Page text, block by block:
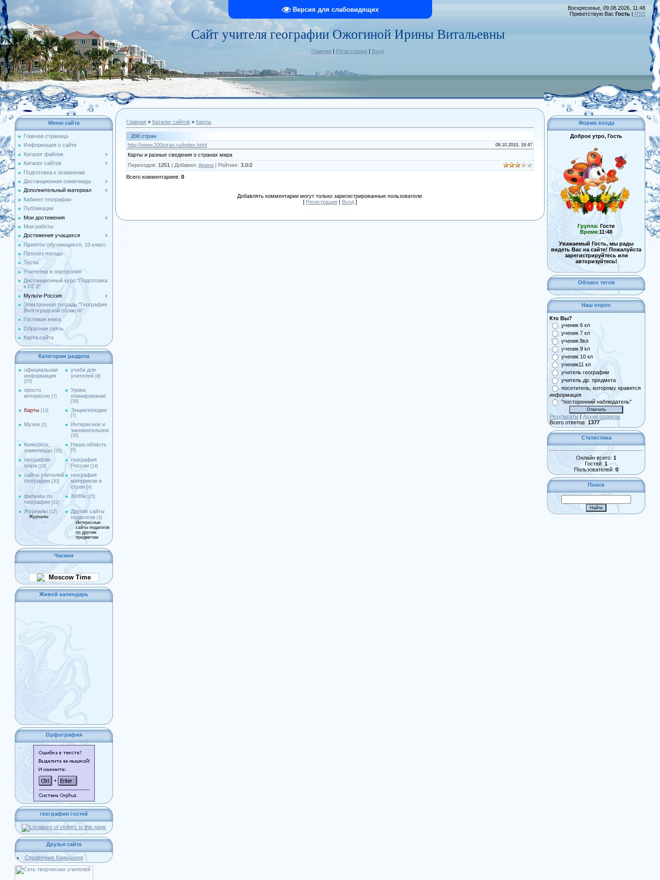
Версия для слабовидящих
Сайт учителя географии Ожогиной Ирины Витальевны
Главная | Регистрация | Вход
Воскресенье, 09.08.2026, 11:48
Приветствую Вас Гость | RSS
Меню сайта
Главная страница
Информация о сайте
Каталог файлов
Каталог сайтов
Подготовка к экзаменам
Дистанционная олимпиада
Дополнительный материал
Кабинет географии
Публикации
Мои достижения
Мои работы
Достижения учащихся
Проекты обучающихся, 10 класс
Прогноз погоды
Тесты
Учителям в портфолио
Дистанционный курс "Подготовка
к ОГЭ"
Мульти-Россия
Электронная тетрадь "География
Волгоградской области"
Гостевая книга
Обратная связь
Карта сайта
Категории раздела
официальная
информация
[25]
учеба для
учителей [8]
просто
интересно [7]
Уроки,
планирование
[39]
Карты [13] Энциклопедии
[7]
Музеи [2]
Интересное и
занимательное
[35]
Конкурсы,
олимпиады [35]
Наша область
[5]
география
мира [10]
география
России [14]
сайты учителей
географии [30]
география
материков и
стран [4]
фильмы по
географии [12]
Хобби [25]
Журналы [12]
Журналы
Другие сайты
педагогов [3]
Интересные
сайты педагогов
по другим
предметам
Часики
Moscow Time
Живой календарь
Орфография
география гостей
Друзья сайта
Справочник Камышина
Главная » Каталог сайтов » Карты
200 стран
http://www.200stran.ru/index.html
09.10.2010, 18:47
Карты и разные сведения о странах мира
Переходов: 1251 | Добавил: Арина | Рейтинг: 3.0/2
Всего комментариев: 0
Добавлять комментарии могут только зарегистрированные пользователи.
[ Регистрация | Вход ]
Форма входа
Доброе утро, Гость
Группа: Гости
Время:11:48
Уважаемый Гость, мы рады
видеть Вас на сайте! Пожалуйста
зарегистрируйтесь или
авторизуйтесь!
Облако тегов
Наш опрос
Кто Вы?
ученик 6 кл
ученик 7 кл
ученик 8кл
ученик 9 кл
ученик 10 кл
ученик11 кл
учитель географии
учитель др. предмета
посетитель, которому нравится
информация
"посторонний наблюдатель"
Результаты | Архив опросов
Всего ответов: 1377
Статистика
Онлайн всего: 1
Гостей: 1
Пользователей: 0
Поиск